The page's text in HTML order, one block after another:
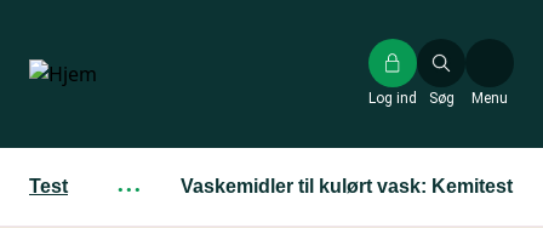
hovedindhold
Søg
Log ind Menu
Test ··· Vaskemidler til kulørt vask: Kemitest